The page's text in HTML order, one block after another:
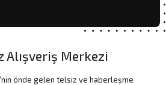
Alışveriş Merkezi
önde gelen telsiz ve haberleşme